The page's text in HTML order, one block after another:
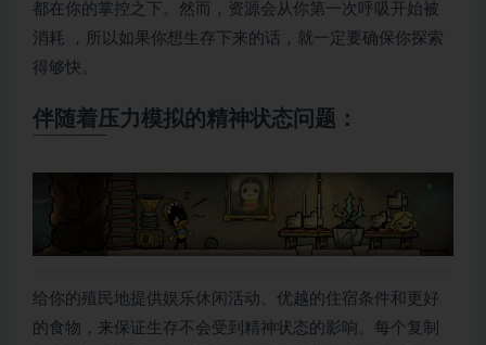
都在你的掌控之下。然而，资源会从你第一次呼吸开始被
消耗 ，所以如果你想生存下来的话，就一定要确保你探索
得够快。
伴随着压力模拟的精神状态问题：
给你的殖民地提供娱乐休闲活动、优越的住宿条件和更好
的食物，来保证生存不会受到精神状态的影响。每个复制